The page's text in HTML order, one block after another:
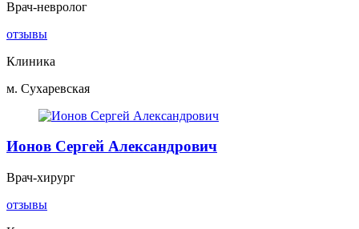
Врач-невролог
отзывы
Клиника
м. Сухаревская
Ионов Сергей Александрович
Врач-хирург
отзывы